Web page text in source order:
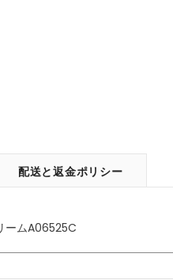
配送と返金ポリシー
ームA06525C